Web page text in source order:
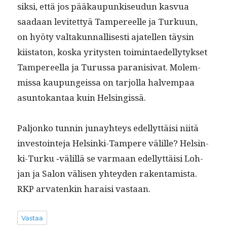
sik­si, että jos pääkaupunkiseudun kasvua
saadaan levitet­tyä Tam­pereelle ja Turku­un,
on hyö­ty val­takun­nal­lis­es­ti ajatellen täysin
kiis­ta­ton, kos­ka yri­tys­ten toim­intaedel­ly­tyk­set
Tam­pereel­la ja Turus­sa parani­si­vat. Molem­
mis­sa kaupungeis­sa on tar­jol­la halvem­paa
asun­tokan­taa kuin Helsingissä.
Paljonko tun­nin junay­hteys edel­lyt­täisi niitä
investoin­te­ja Helsin­ki-Tam­pere välille? Helsin­
ki-Turku ‑välil­lä se var­maan edel­lyt­täisi Loh­
jan ja Salon välisen yhtey­den rak­en­tamista.
RKP arvatenkin haraisi vastaan.
Vastaa